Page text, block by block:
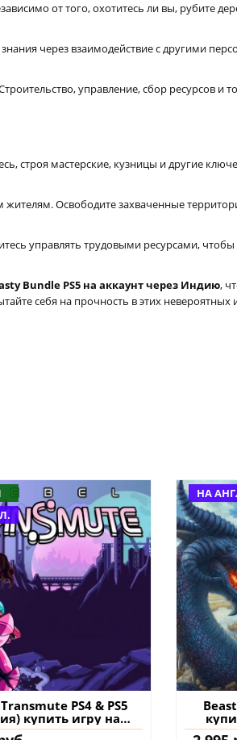
от того, охотитесь ли вы, рубите
через взаимодействие с другими
управление, сбор ресурсов и
строя мастерские, кузницы и другие
Освободите захваченные
управлять трудовыми ресурсами,
Bundle PS5 на аккаунт через Индию,
себя на прочность в этих
PS4 & PS5
купить игру на
аккаунт
НА